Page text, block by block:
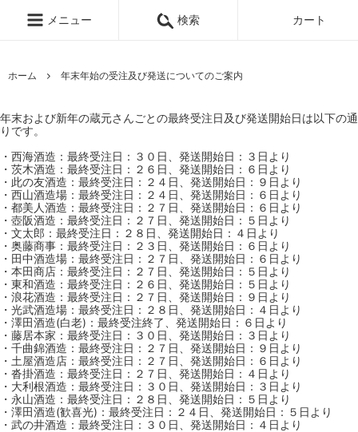
メニュー 検索 カート
ホーム 年末年始の受注及び発送についてのご案内
年末および新年の蔵元さんごとの最終受注日及び発送開始日は以下の通
りです。
・西海酒造：最終受注日：３０日、発送開始日：３日より
・茨木酒造：最終受注日：２６日、発送開始日：６日より
・此の友酒造：最終受注日：２４日、発送開始日：９日より
・西山酒造場：最終受注日：２４日、発送開始日：６日より
・都美人酒造：最終受注日：２７日、発送開始日：６日より
・壺阪酒造：最終受注日：２７日、発送開始日：５日より
・文太郎：最終受注日：２８日、発送開始日：４日より
・奥藤商事：最終受注日：２３日、発送開始日：６日より
・田中酒造場：最終受注日：２７日、発送開始日：６日より
・本田商店：最終受注日：２７日、発送開始日：５日より
・東和酒造：最終受注日：２６日、発送開始日：５日より
・浪花酒造：最終受注日：２７日、発送開始日：９日より
・光武酒造場：最終受注日：２８日、発送開始日：４日より
・澤田酒造(白老)：最終受注終了、発送開始日：６日より
・藤居本家：最終受注日：３０日、発送開始日：３日より
・千曲錦酒造：最終受注日：２７日、発送開始日：９日より
・土屋酒造店：最終受注日：２７日、発送開始日：６日より
・沓掛酒造：最終受注日：２７日、発送開始日：４日より
・大利根酒造：最終受注日：３０日、発送開始日：３日より
・永山酒造：最終受注日：２８日、発送開始日：５日より
・澤田酒造(歓喜光)：最終受注日：２４日、発送開始日：５日より
・武の井酒造：最終受注日：３０日、発送開始日：４日より